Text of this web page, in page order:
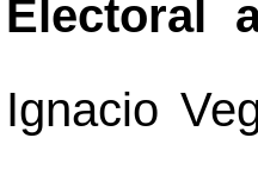
Electoral
Ignacio